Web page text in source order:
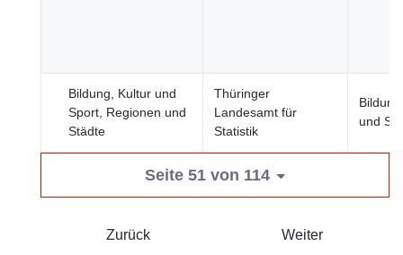
Bildung, Kultur und
Sport, Regionen und
Städte
Thüringer
Landesamt für
Statistik
und
Seite 51 von 114
Zurück Weiter